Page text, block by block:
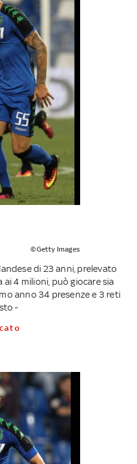
©Getty Images
di 23 anni, prelevato
4 milioni, può giocare sia
anno 34 presenze e 3 reti
-